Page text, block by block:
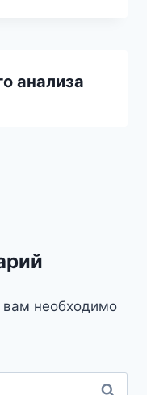
анализа
вам необходимо